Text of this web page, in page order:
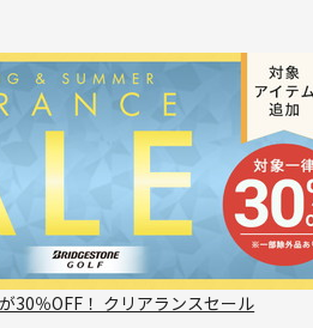
30％OFF！ クリアランスセール